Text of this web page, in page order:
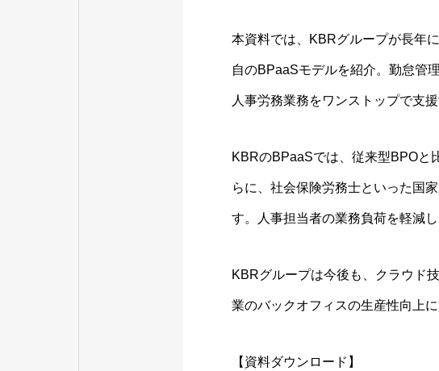
本資料では、KBRグループが長年
自のBPaaSモデルを紹介。勤怠管
人事労務業務をワンストップで支
KBRのBPaaSでは、従来型BPOと
らに、社会保険労務士といった国
す。人事担当者の業務負荷を軽減
KBRグループは今後も、クラウド
業のバックオフィスの生産性向上
【資料ダウンロード】